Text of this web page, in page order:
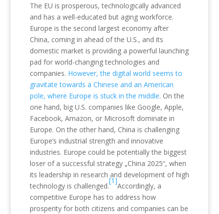
The EU is prosperous, technologically advanced
and has a well-educated but aging workforce.
Europe is the second largest economy after
China, coming in ahead of the U.S., and its
domestic market is providing a powerful launching
pad for world-changing technologies and
companies. However, the digital world seems to
gravitate towards a Chinese and an American
pole, where Europe is stuck in the middle. On the
one hand, big U.S. companies like Google, Apple,
Facebook, Amazon, or Microsoft dominate in
Europe. On the other hand, China is challenging
Europe’s industrial strength and innovative
industries. Europe could be potentially the biggest
loser of a successful strategy „China 2025“, when
its leadership in research and development of high
technology is challenged.
[1]
Accordingly, a
competitive Europe has to address how
prosperity for both citizens and companies can be